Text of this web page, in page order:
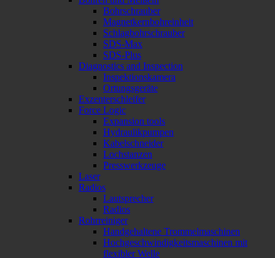
Bohrschrauber
Magnetkernbohreinheit
Schlagbohrschrauber
SDS-Max
SDS-Plus
Diagnostics and Inspection
Inspektionskamera
Ortungsgeräte
Exzenterschleifer
Force Logic
Expansion tools
Hydraulikpumpen
Kabelschneider
Lochstanzen
Presswerkzeuge
Laser
Radios
Lautsprecher
Radios
Rohrreiniger
Handgehaltene Trommelmaschinen
Hochgeschwindigkeitsmaschinen mit
flexibler Welle